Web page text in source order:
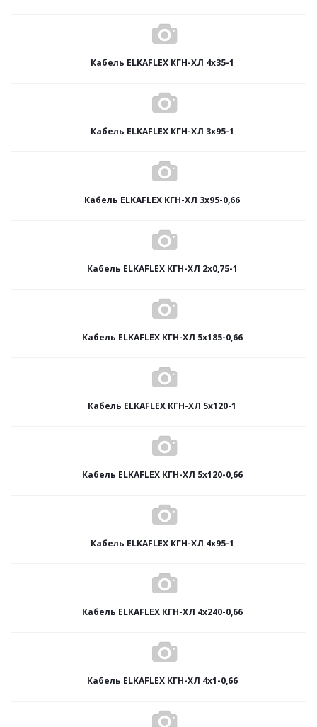
Кабель ELKAFLEX КГН-ХЛ 4x35-1
Кабель ELKAFLEX КГН-ХЛ 3x95-1
Кабель ELKAFLEX КГН-ХЛ 3x95-0,66
Кабель ELKAFLEX КГН-ХЛ 2x0,75-1
Кабель ELKAFLEX КГН-ХЛ 5x185-0,66
Кабель ELKAFLEX КГН-ХЛ 5x120-1
Кабель ELKAFLEX КГН-ХЛ 5x120-0,66
Кабель ELKAFLEX КГН-ХЛ 4x95-1
Кабель ELKAFLEX КГН-ХЛ 4x240-0,66
Кабель ELKAFLEX КГН-ХЛ 4x1-0,66